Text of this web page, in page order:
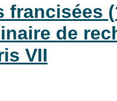
francisées
de
VII